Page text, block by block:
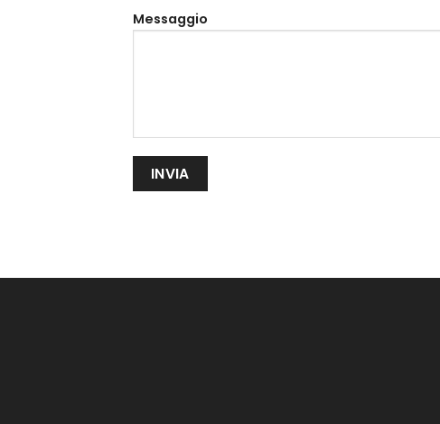
Messaggio